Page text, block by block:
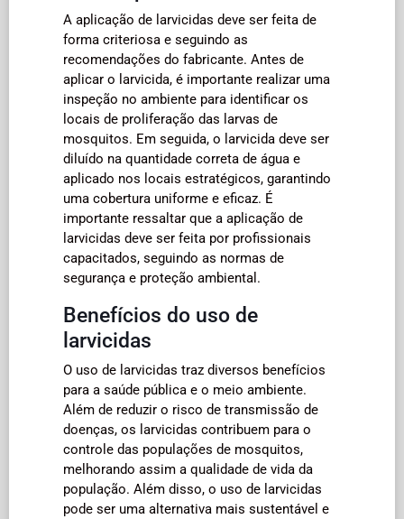
A aplicação de larvicidas deve ser feita de
forma criteriosa e seguindo as
recomendações do fabricante. Antes de
aplicar o larvicida, é importante realizar uma
inspeção no ambiente para identificar os
locais de proliferação das larvas de
mosquitos. Em seguida, o larvicida deve ser
diluído na quantidade correta de água e
aplicado nos locais estratégicos, garantindo
uma cobertura uniforme e eficaz. É
importante ressaltar que a aplicação de
larvicidas deve ser feita por profissionais
capacitados, seguindo as normas de
segurança e proteção ambiental.
Benefícios do uso de
larvicidas
O uso de larvicidas traz diversos benefícios
para a saúde pública e o meio ambiente.
Além de reduzir o risco de transmissão de
doenças, os larvicidas contribuem para o
controle das populações de mosquitos,
melhorando assim a qualidade de vida da
população. Além disso, o uso de larvicidas
pode ser uma alternativa mais sustentável e